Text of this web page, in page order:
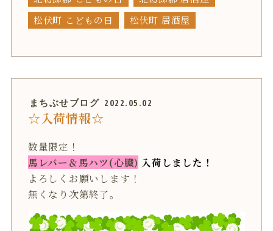
松伏町 こどもの日
松伏町 居酒屋
まちぶせブログ 2022.05.02
☆入荷情報☆
数量限定！
馬レバー＆馬ハツ(心臓) 入荷しました！
よろしくお願いします！
無くなり次第終了。